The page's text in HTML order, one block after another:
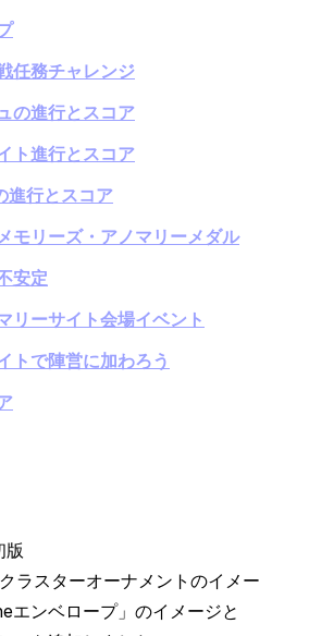
任務チャレンジ
の進行とスコア
ト進行とスコア
行とスコア
モリーズ・アノマリーメダル
安定
リーサイト会場イベント
トで陣営に加わろう
版
ラスターオーナメントのイメー
エンベロープ」のイメージと